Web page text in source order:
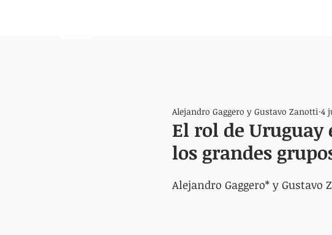
El rol de Uruguay
los grandes
Alejandro Gaggero y Gustavo Zanotti 4
Alejandro Gaggero* y Gustavo